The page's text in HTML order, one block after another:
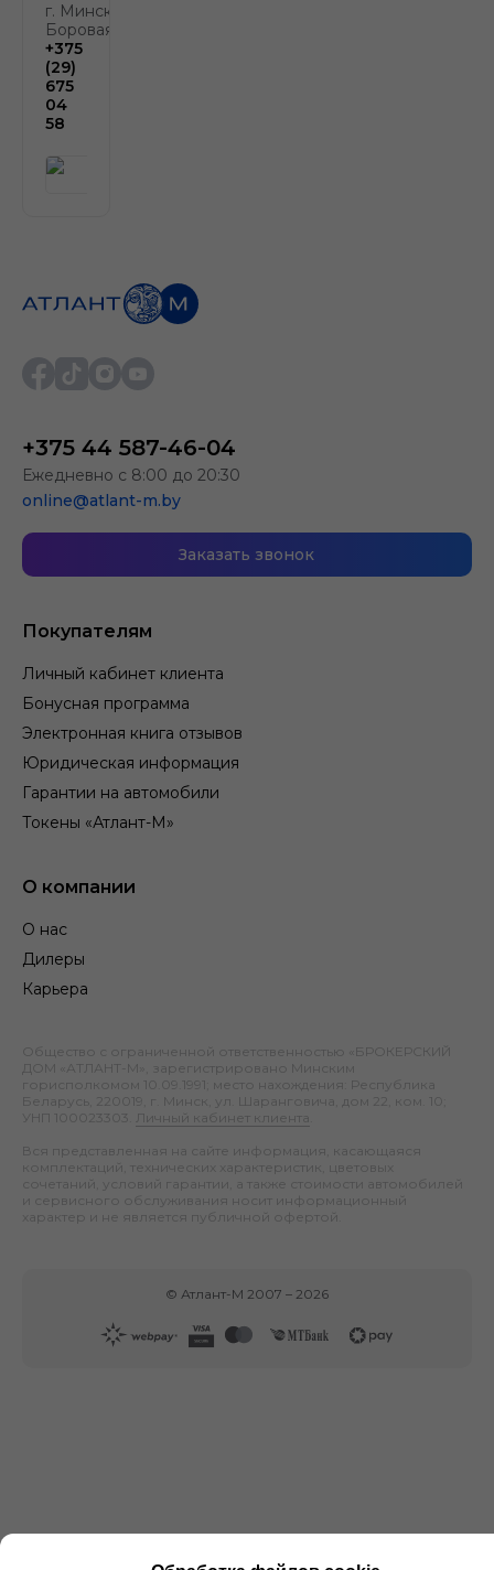
г. Минск, д.
Боровая, д. 2
+375
(29)
675
04
58
Покупателям
Личный кабинет клиента
Бонусная программа
Электронная книга отзывов
Юридическая информация
Гарантии на автомобили
Токены «Атлант-М»
О компании
О нас
Дилеры
Карьера
+375 44 587-46-04
Ежедневно с 8:00 до 20:30
online@atlant-m.by
Заказать звонок
Общество с ограниченной ответственностью «БРОКЕРСКИЙ
ДОМ «АТЛАНТ-М», зарегистрировано Минским
горисполкомом 10.09.1991; место нахождения: Республика
Беларусь, 220019, г. Минск, ул. Шаранговича, дом 22, ком. 10;
УНП 100023303.
Личный кабинет клиента
Вся представленная на сайте информация, касающаяся
комплектаций, технических характеристик, цветовых
сочетаний, условий гарантии, а также стоимости автомобилей
и сервисного обслуживания носит информационный
характер и не является публичной офертой.
© Атлант-М 2007 – 2026